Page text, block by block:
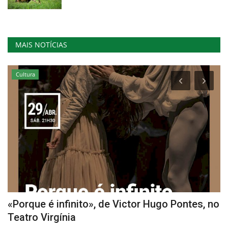
MAIS NOTÍCIAS
Cultura
«Porque é infinito», de Victor Hugo Pontes, no
Teatro Virgínia